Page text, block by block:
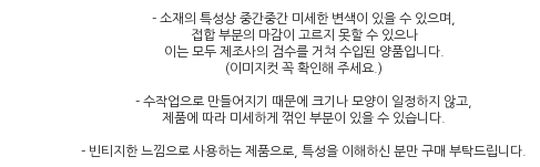
- 소재의 특성상 중간중간 미세한 변색이 있을 수 있으며,
접합 부분의 마감이 고르지 못할 수 있으나
이는 모두 제조사의 검수를 거쳐 수입된 양품입니다.
(이미지컷 꼭 확인해 주세요.)
- 수작업으로 만들어지기 때문에 크기나 모양이 일정하지 않고,
제품에 따라 미세하게 꺾인 부분이 있을 수 있습니다.
- 빈티지한 느낌으로 사용하는 제품으로, 특성을 이해하신 분만 구매 부탁드립니다.